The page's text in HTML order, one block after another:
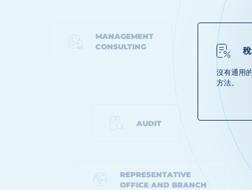
沒有通用
方法。
MANAGEMENT
CONSULTING
AUDIT
REPRESENTATIVE
OFFICE AND BRANCH